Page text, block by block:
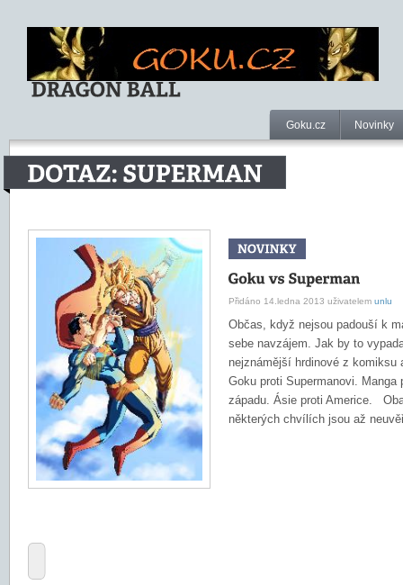
Goku.cz Novinky
Přidáno 14.ledna 2013 uživatelem unlu
​Občas, když nejsou padouší k
sebe navzájem. Jak by to
nejznámější hrdinové z komiksu
Goku proti Supermanovi.
západu. Ásie proti Americe.
některých chvílích jsou až